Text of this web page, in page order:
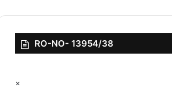
RO-NO- 13954/38
×